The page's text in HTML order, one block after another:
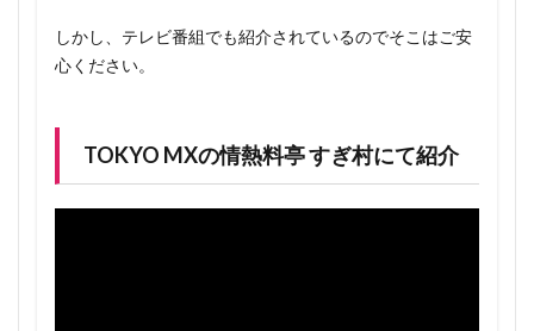
しかし、テレビ番組でも紹介されているのでそこはご安
心ください。
TOKYO MXの情熱料亭 すぎ村にて紹介